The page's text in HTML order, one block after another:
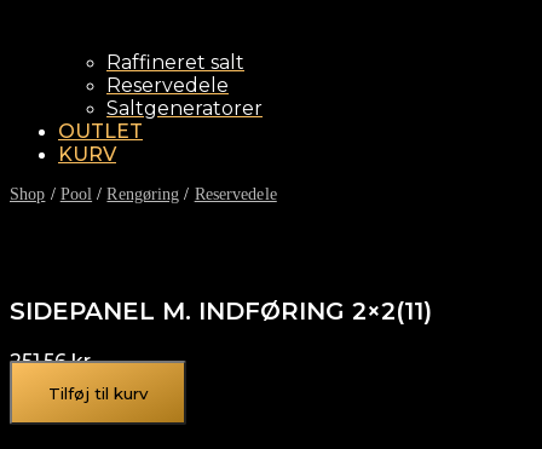
Raffineret salt
Reservedele
Saltgeneratorer
OUTLET
KURV
Shop / Pool /Rengøring / Reservedele
SIDEPANEL M. INDFØRING 2×2(11)
251,56kr.
Tilføj til kurv